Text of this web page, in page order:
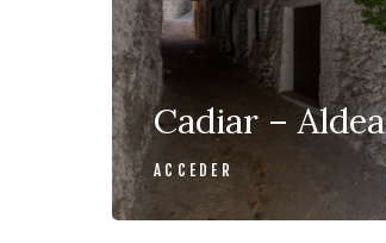
Cadiar – Aldea
ACCEDER